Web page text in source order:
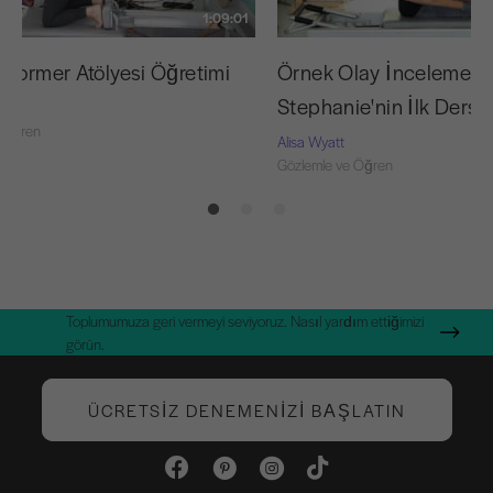
1:09:01
Atölyesi Öğretimi
Örnek Olay İncelemesi:
Stephanie'nin İlk Dersi
Alisa Wyatt
Gözlemle ve Öğren
Toplumumuza geri vermeyi seviyoruz. Nasıl yardım ettiğimizi
görün.
ÜCRETSIZ DENEMENIZI BAŞLATIN